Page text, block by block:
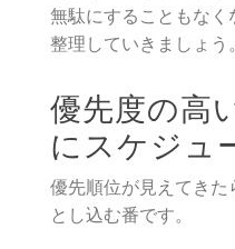
無駄にすることもな
整理していきましょう。
優先度の高
にスケジュ
優先順位が見えてき
とし込む番です。